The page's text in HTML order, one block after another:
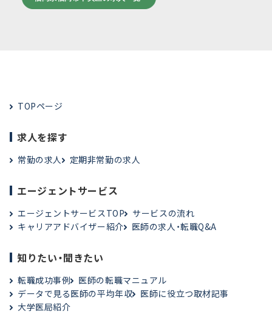
TOPページ
求人を探す
常勤の求人 定期非常勤の求人
エージェントサービス
エージェントサービスTOP
サービスの流れ
キャリアアドバイザー紹介
医師の求人・転職Q&A
知りたい・聞きたい
転職成功事例
医師の転職マニュアル
データで見る医師の平均年収
医師に役立つ取材記事
大学医局紹介